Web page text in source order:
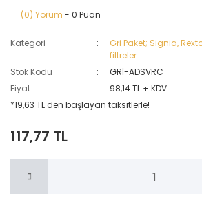
(0) Yorum - 0 Puan
Kategori
Gri Paket; Signia,
filtreler
Stok Kodu
GRİ-ADSVRC
Fiyat
98,14 TL + KDV
*19,63 TL den başlayan taksitlerle!
117,77 TL